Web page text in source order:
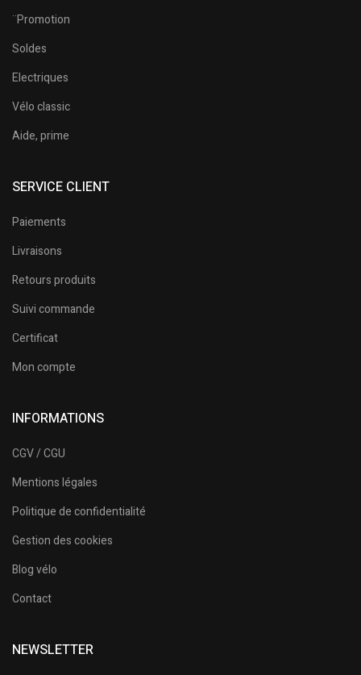
¨Promotion
Soldes
Electriques
Vélo classic
Aide, prime
SERVICE CLIENT
Paiements
Livraisons
Retours produits
Suivi commande
Certificat
Mon compte
INFORMATIONS
CGV / CGU
Mentions légales
Politique de confidentialité
Gestion des cookies
Blog vélo
Contact
NEWSLETTER